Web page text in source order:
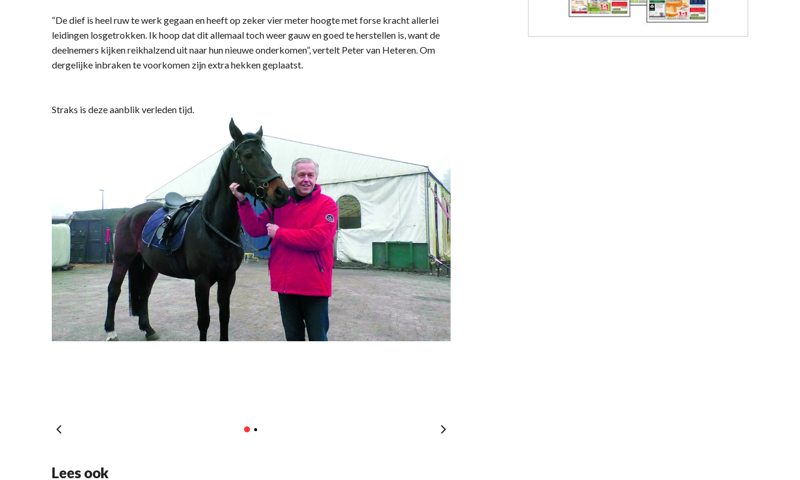
“De dief is heel ruw te werk gegaan en heeft op zeker vier meter hoogte met forse kracht allerlei
leidingen losgetrokken. Ik hoop dat dit allemaal toch weer gauw en goed te herstellen is, want de
deelnemers kijken reikhalzend uit naar hun nieuwe onderkomen”, vertelt Peter van Heteren. Om
dergelijke inbraken te voorkomen zijn extra hekken geplaatst.
Straks is deze aanblik verleden tijd.
Lees ook